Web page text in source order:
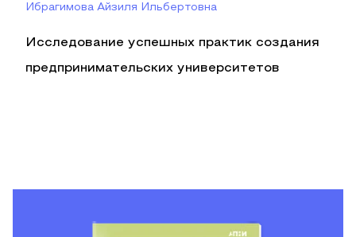
Ибрагимова Айзиля Ильбертовна
Исследование успешных практик создания
предпринимательских университетов